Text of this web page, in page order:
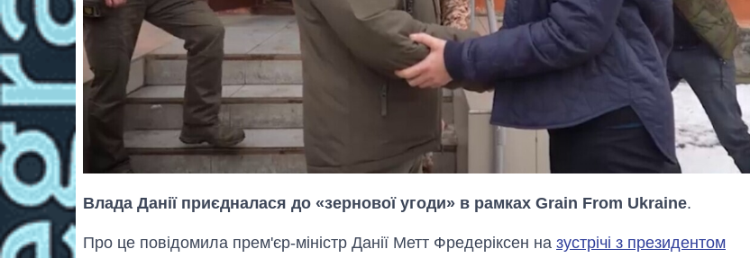
Влада Данії приєдналася до «зернової угоди» в рамках Grain From Ukraine.
Про це повідомила прем'єр-міністр Данії Метт Фредеріксен на зустрічі з президентом